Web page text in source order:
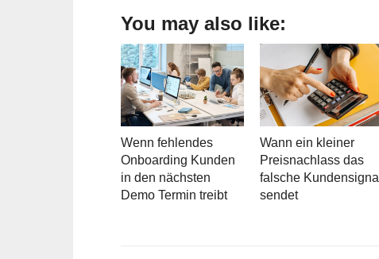
You may also like:
Wenn fehlendes
Onboarding Kunden
in den nächsten
Demo Termin treibt
Wann ein kleiner
Preisnachlass das
falsche Kundensignal
sendet